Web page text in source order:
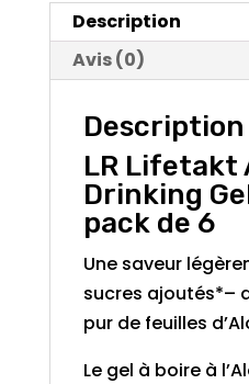
pêche
en
pack
Description
Avis (0)
Description
LR Lifetakt
Drinking
pack de 6
Une saveur
sucres ajoutés*–
pur de feuilles
Le gel à boire à